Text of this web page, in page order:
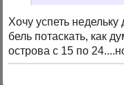
Хочу успеть
бель потаскать, как
острова с 15 по